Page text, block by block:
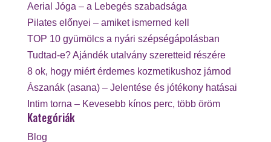
Aerial Jóga – a Lebegés szabadsága
Pilates előnyei – amiket ismerned kell
TOP 10 gyümölcs a nyári szépségápolásban
Tudtad-e? Ajándék utalvány szeretteid részére
8 ok, hogy miért érdemes kozmetikushoz járnod
Ászanák (asana) – Jelentése és jótékony hatásai
Intim torna – Kevesebb kínos perc, több öröm
Kategóriák
Blog